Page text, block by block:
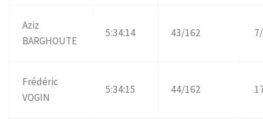
Aziz
BARGHOUTE
5:34:14 43/162
Frédéric
VOGIN
5:34:15 44/162